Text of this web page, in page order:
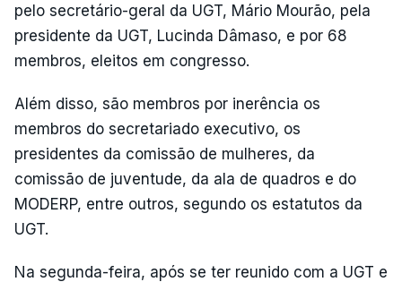
pelo secretário-geral da UGT, Mário Mourão, pela
presidente da UGT, Lucinda Dâmaso, e por 68
membros, eleitos em congresso.
Além disso, são membros por inerência os
membros do secretariado executivo, os
presidentes da comissão de mulheres, da
comissão de juventude, da ala de quadros e do
MODERP, entre outros, segundo os estatutos da
UGT.
Na segunda-feira, após se ter reunido com a UGT e